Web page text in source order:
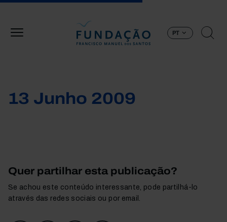
PT
13 Junho 2009
Quer partilhar esta publicação?
Se achou este conteúdo interessante, pode partilhá-lo
através das redes sociais ou por email.